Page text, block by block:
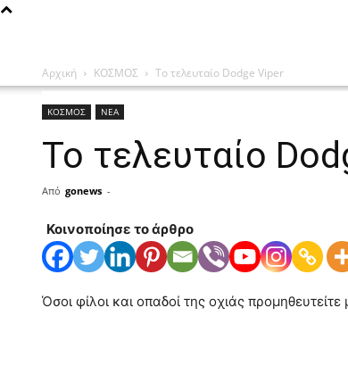
Αρχική ΚΟΣΜΟΣ Το τελευταίο Dodge Viper
ΚΟΣΜΟΣ ΝΕΑ
Το τελευταίο
Από gonews -
Κοινοποίησε το άρθρο
Όσοι φίλοι και οπαδοί της οχιάς